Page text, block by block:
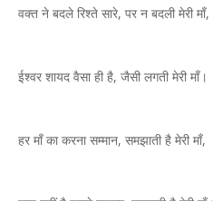
वक्त ने बदले रिश्ते सारे, पर न बदली मेरी माँ,
ईश्वर शायद वैसा ही है, जैसी लगती मेरी माँ।
हर माँ का करना सम्मान, समझाती है मेरी माँ,